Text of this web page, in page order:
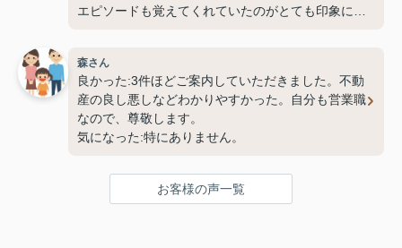
エピソードも覚えてくれていたのがとても印象に残
森さん
良かった:3件ほどご案内していただきました。不動
産の良し悪しなどわかりやすかった。自分も営業職
なので、尊敬します。
気になった:特にありません。
お客様の声一覧